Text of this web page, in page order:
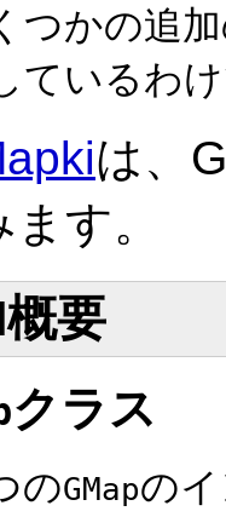
つかの追
ているわ
は、
ます。
要
クラス
のGMapの